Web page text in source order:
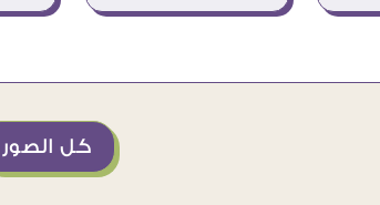
كل الصور